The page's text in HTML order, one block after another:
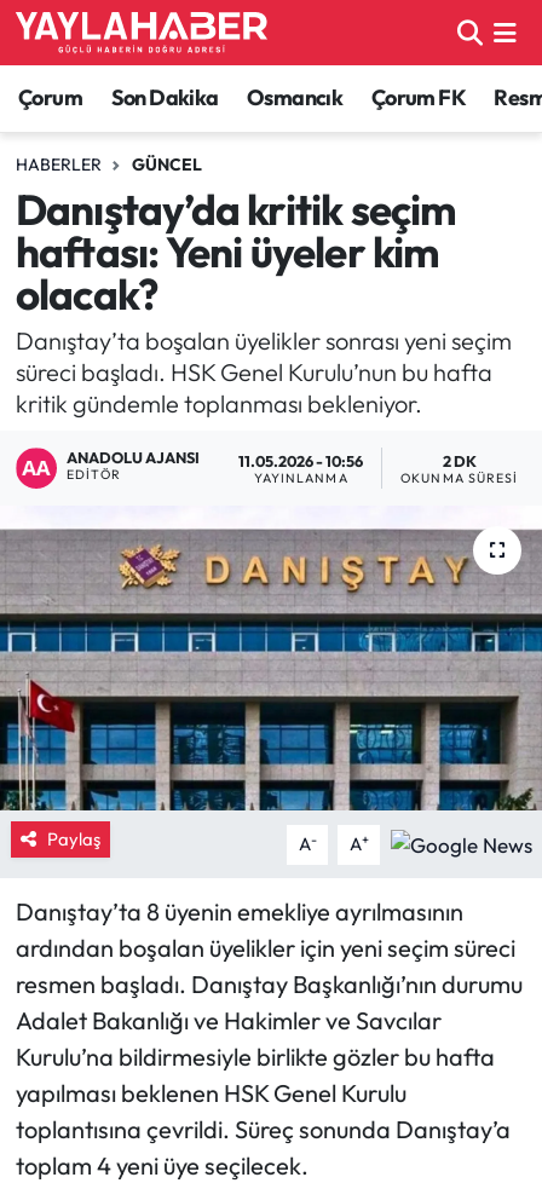
Çorum Son Dakika Osmancık Çorum FK
HABERLER GÜNCEL
Danıştay’da kritik seçim
haftası: Yeni üyeler kim
olacak?
Danıştay’ta boşalan üyelikler sonrası yeni seçim
süreci başladı. HSK Genel Kurulu’nun bu hafta
kritik gündemle toplanması bekleniyor.
ANADOLU AJANSI
EDITÖR
11.05.2026 - 10:56
YAYINLANMA
2 DK
OKUNMA SÜRESI
Paylaş A- A+
Danıştay’ta 8 üyenin emekliye ayrılmasının
ardından boşalan üyelikler için yeni seçim süreci
resmen başladı. Danıştay Başkanlığı’nın durumu
Adalet Bakanlığı ve Hakimler ve Savcılar
Kurulu’na bildirmesiyle birlikte gözler bu hafta
yapılması beklenen HSK Genel Kurulu
toplantısına çevrildi. Süreç sonunda Danıştay’a
toplam 4 yeni üye seçilecek.
Alaca Haberleri
Bayat Haberleri
Bilgi - Keşfet Haberleri
Bilim ve Teknoloji
Boğazkale Haberleri
Çorum Haberleri
Çorum Son Dakika Haberleri
Dodurga Haberleri
Eğitim
Ekonomi
Güncel
İskilip Haberleri
Kargı Haberleri
Kültür Sanat
Laçin Haberleri
Magazin
Mecitözü Haberleri
Çorum Nöbetçi Eczaneler
Çorum Hava Durumu
Çorum Namaz Vakitleri
Çorum Trafik Yoğunluk Haritası
TFF 1.Lig Puan Durumu ve Fikstür
Tüm Manşetler
Son Dakika Haberleri
Haber Arşivi